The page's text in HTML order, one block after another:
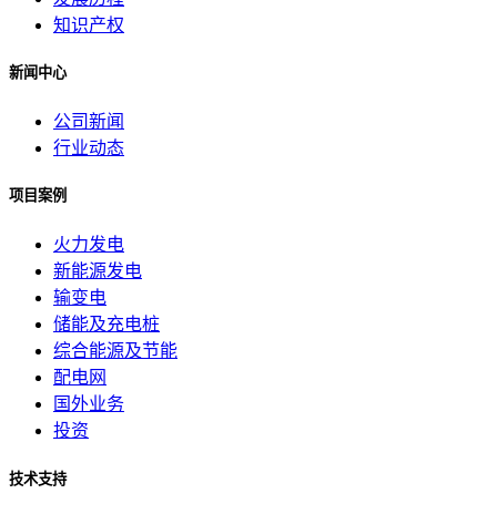
知识产权
新闻中心
公司新闻
行业动态
项目案例
火力发电
新能源发电
输变电
储能及充电桩
综合能源及节能
配电网
国外业务
投资
技术支持